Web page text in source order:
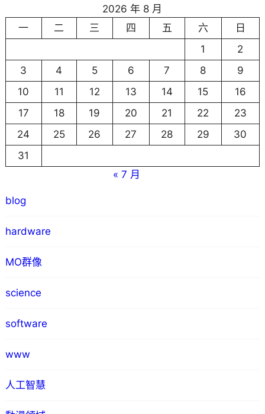
2026 年 8 月
一
二 三 四 五 六
日
1
2
3
4 5 6 7 8
9
10
11 12 13 14 15
16
17
18 19 20 21 22
23
24
25 26 27 28 29
30
31
« 7 月
blog
hardware
MO群像
science
software
www
人工智慧